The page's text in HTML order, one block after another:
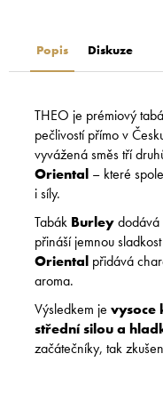
Popis Diskuze
THEO je prémiový
pečlivostí přímo v
vyvážená směs tří
Oriental – které
i síly.
Tabák Burleydodává
přináší jemnou
Oriental přidává
aroma.
Výsledkem je vysoce
střední silou a
začátečníky, tak